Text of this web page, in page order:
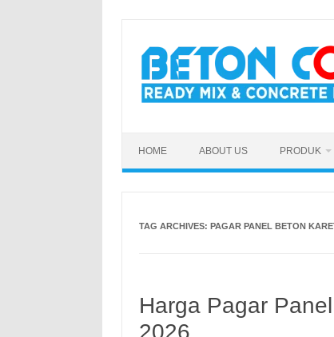
content
HOME ABOUT US PRODUK
TAG ARCHIVES: PAGAR PANEL BETON
Harga Pagar
2026